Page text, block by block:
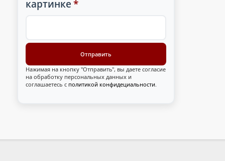
картинке *
Нажимая на кнопку "Отправить", вы даете согласие
на обработку персональных данных и
соглашаетесь с политикой конфидециальности.